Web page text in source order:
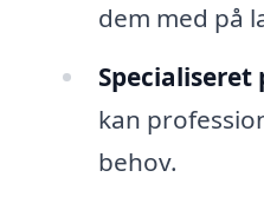
dem med på
Specialiseret
kan
behov.